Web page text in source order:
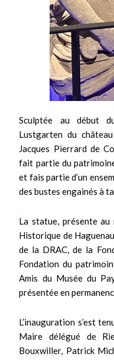
Sculptée au début
Lustgarten du
Jacques Pierrard de
fait partie du
et fais partie d’un
des bustes engainés à
La statue, présente au
Historique de
de la DRAC, de la
Fondation du
Amis du Musée du
présentée en
L’inauguration s’est
Maire délégué de
Bouxwiller, Patrick